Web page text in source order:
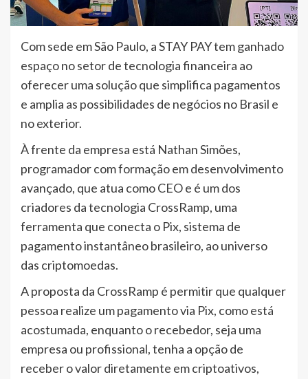
Com sede em São Paulo, a STAY PAY tem ganhado
espaço no setor de tecnologia financeira ao
oferecer uma solução que simplifica pagamentos
e amplia as possibilidades de negócios no Brasil e
no exterior.
À frente da empresa está Nathan Simões,
programador com formação em desenvolvimento
avançado, que atua como CEO e é um dos
criadores da tecnologia CrossRamp, uma
ferramenta que conecta o Pix, sistema de
pagamento instantâneo brasileiro, ao universo
das criptomoedas.
A proposta da CrossRamp é permitir que qualquer
pessoa realize um pagamento via Pix, como está
acostumada, enquanto o recebedor, seja uma
empresa ou profissional, tenha a opção de
receber o valor diretamente em criptoativos,